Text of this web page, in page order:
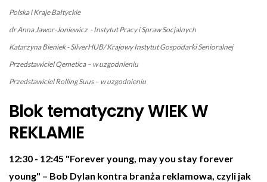
Polska i Kraje Bałtyckie
dr Anna Jawor-Joniewicz - Instytut Pracy i Spraw Socjalnych
Katarzyna Bieniek - SilverHUB/ Krajowy Instytut Gospodarki Senioralnej
Przedstawiciel Qemetica – w uzgodnieniu
Przedstawiciel Rolling Suus – w uzgodnieniu
Blok tematyczny WIEK W
REKLAMIE
12:30 - 12:45 "Forever young, may you stay forever
young" – Bob Dylan kontra branża reklamowa, czyli jak